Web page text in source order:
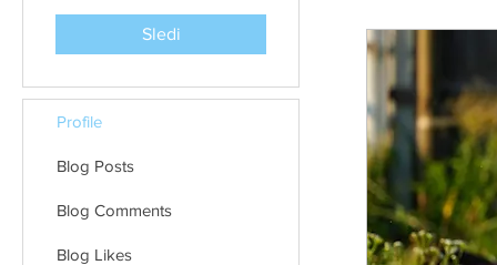
Sledi
Profile
Blog Posts
Blog Comments
Blog Likes